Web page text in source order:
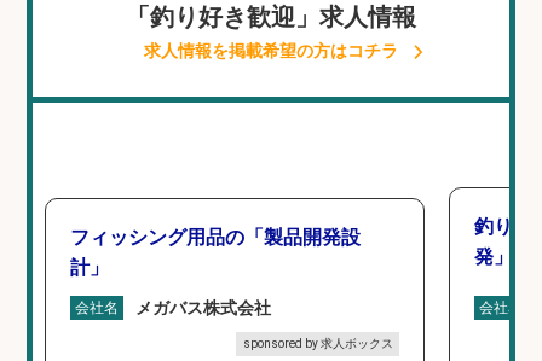
「釣り好き歓迎」求人情報
求人情報を掲載希望の方はコチラ
フィッシング用品の「製品開発設
計」
会社名 メガバス株式会社
sponsored by 求人ボックス
釣り好
発」/
会社名